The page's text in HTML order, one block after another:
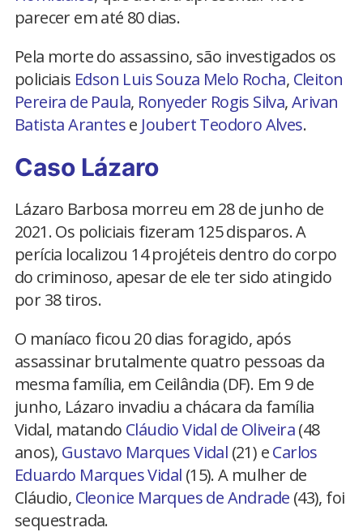
parecer em até 80 dias.
Pela morte do assassino, são investigados os
policiais Edson Luis Souza Melo Rocha, Cleiton
Pereira de Paula, Ronyeder Rogis Silva,Arivan
Batista Arantese Joubert Teodoro Alves.
Caso Lázaro
Lázaro Barbosa morreu em 28 de junho de
2021. Os policiais fizeram 125 disparos. A
perícia localizou 14 projéteis dentro do corpo
do criminoso, apesar de ele ter sido atingido
por 38 tiros.
O maníaco ficou 20 dias foragido, após
assassinar brutalmente quatro pessoas da
mesma família, em Ceilândia (DF). Em 9 de
junho, Lázaro invadiu a chácara da família
Vidal, matando Cláudio Vidal de Oliveira(48
anos), Gustavo Marques Vidal (21) eCarlos
Eduardo Marques Vidal (15). A mulher de
Cláudio, Cleonice Marques de Andrade (43), foi
sequestrada.